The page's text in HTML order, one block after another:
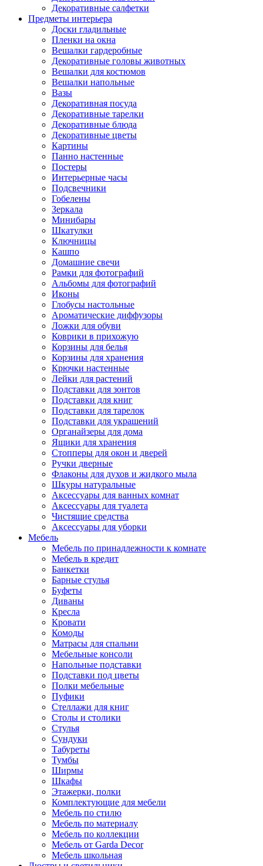
Декоративные салфетки
Предметы интерьера
Доски гладильные
Пленки на окна
Вешалки гардеробные
Декоративные головы животных
Вешалки для костюмов
Вешалки напольные
Вазы
Декоративная посуда
Декоративные тарелки
Декоративные блюда
Декоративные цветы
Картины
Панно настенные
Постеры
Интерьерные часы
Подсвечники
Гобелены
Зеркала
Минибары
Шкатулки
Ключницы
Кашпо
Домашние свечи
Рамки для фотографий
Альбомы для фотографий
Иконы
Глобусы настольные
Ароматические диффузоры
Ложки для обуви
Коврики в прихожую
Корзины для белья
Корзины для хранения
Крючки настенные
Лейки для растений
Подставки для зонтов
Подставки для книг
Подставки для тарелок
Подставки для украшений
Органайзеры для дома
Ящики для хранения
Стопперы для окон и дверей
Ручки дверные
Флаконы для духов и жидкого мыла
Шкуры натуральные
Аксессуары для ванных комнат
Аксессуары для туалета
Чистящие средства
Аксессуары для уборки
Мебель
Мебель по принадлежности к комнате
Мебель в кредит
Банкетки
Барные стулья
Буфеты
Диваны
Кресла
Кровати
Комоды
Матрасы для спальни
Мебельные консоли
Напольные подставки
Подставки под цветы
Полки мебельные
Пуфики
Стеллажи для книг
Столы и столики
Стулья
Сундуки
Табуреты
Тумбы
Ширмы
Шкафы
Этажерки, полки
Комплектующие для мебели
Мебель по стилю
Мебель по материалу
Мебель по коллекции
Мебель от Garda Decor
Мебель школьная